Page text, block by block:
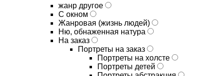
жанр другое
С окном
Жанровая (жизнь людей)
Ню, обнаженная натура
На заказ
Портреты на заказ
Портреты на холсте
Портреты детей